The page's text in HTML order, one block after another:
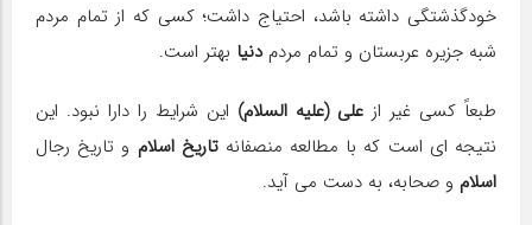
خودگذشتگی داشته باشد، احتیاج داشت؛ كسی كه از تمام مردم
شبه جزیره عربستان و تمام مردمدنیا بهتر است.
طبعاً كسی غیر از علی (علیه السلام) این شرایط را دارا نبود. این
نتیجه ای است كه با مطالعه منصفانهتاریخ اسلام و تاریخ رجال
اسلام و صحابه، به دست می آید.